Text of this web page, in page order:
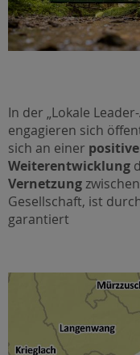
In der „Lokale
engagieren sich
sich an einer
Weiterentwicklung
Vernetzung
Gesellschaft, ist
garantiert